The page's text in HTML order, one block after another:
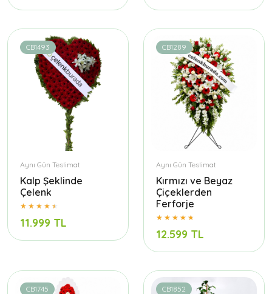
CB1493
Aynı Gün Teslimat
Kalp Şeklinde
Çelenk
11.999 TL
CB1289
Aynı Gün Teslimat
Kırmızı ve Beyaz
Çiçeklerden
Ferforje
12.599 TL
CB1745 CB1852